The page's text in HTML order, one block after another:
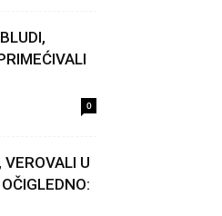
0
U